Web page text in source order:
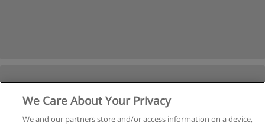
We Care About Your Privacy
We and our partners store and/or access information on a device,